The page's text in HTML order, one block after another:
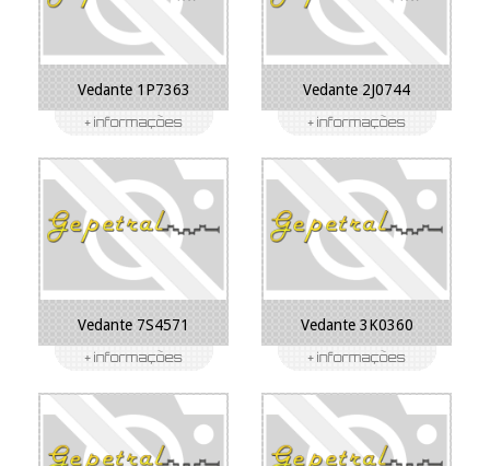
Vedante 1P7363 Vedante 2J0744
Vedante 7S4571 Vedante 3K0360